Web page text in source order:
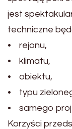
jest
techniczne
• rejonu,
• klimatu,
• obiektu,
• typu
• samego
Korzyści